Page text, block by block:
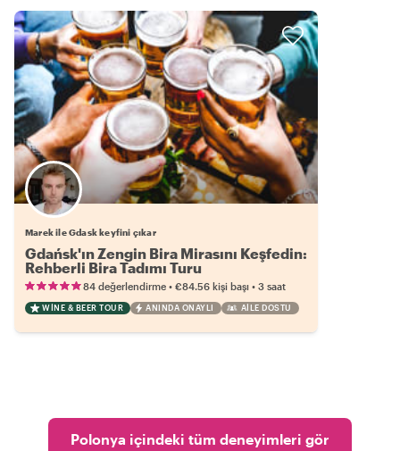
Marek ile Gdask keyfini çıkar
Gdańsk'ın Zengin Bira Mirasını Keşfedin:
Rehberli Bira Tadımı Turu
84 değerlendirme • €84.56 kişi başı • 3 saat
WINE & BEER TOUR ANINDA ONAYLI AILE DOSTU
Polonya içindeki tüm deneyimleri gör